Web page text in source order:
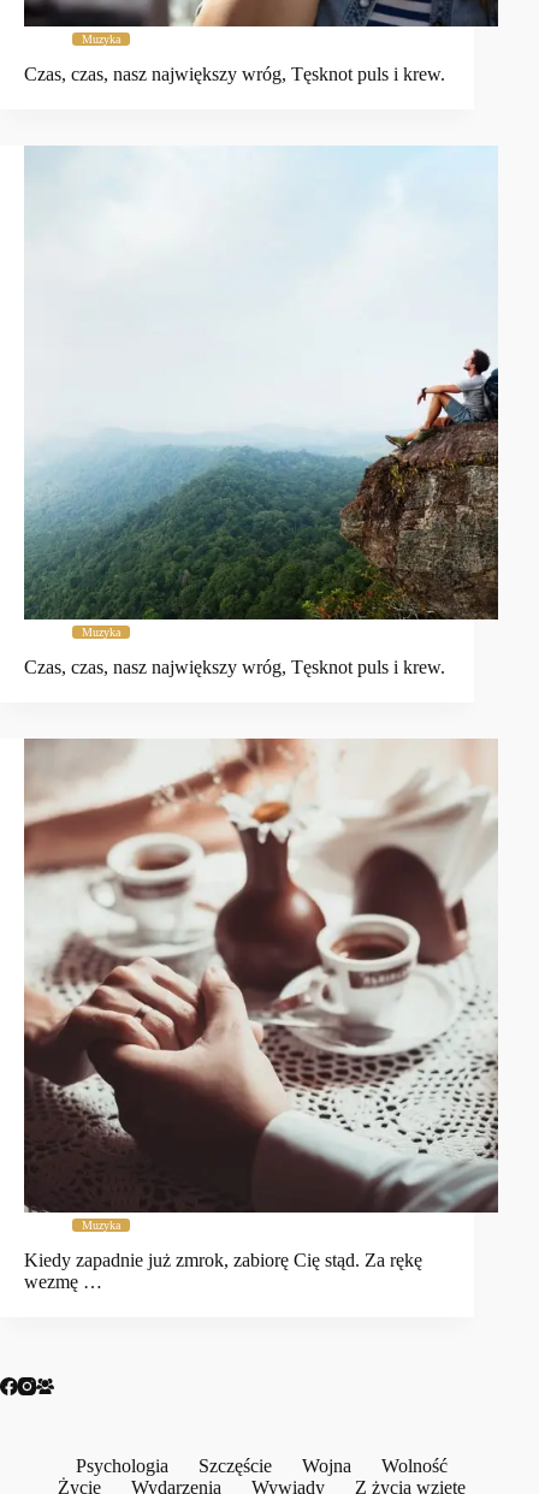
Muzyka
Czas, czas, nasz największy wróg, Tęsknot puls i krew.
Muzyka
Czas, czas, nasz największy wróg, Tęsknot puls i krew.
Muzyka
Kiedy zapadnie już zmrok, zabiorę Cię stąd. Za rękę
wezmę …
Psychologia Szczęście Wojna
Wolność
Życie
Wydarzenia Wywiady Z życia wzięte